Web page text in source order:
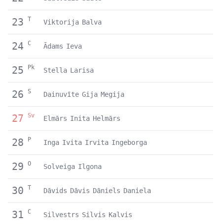
23 T Viktorija Balva
24 C Ādams Ieva
25 Pk Stella Larisa
26 S Dainuvīte Gija Megija
27 Sv Elmārs Inita Helmārs
28 P Inga Ivita Irvita Ingeborga
29 O Solveiga Ilgona
30 T Dāvids Dāvis Dāniels Daniela
31 C Silvestrs Silvis Kalvis